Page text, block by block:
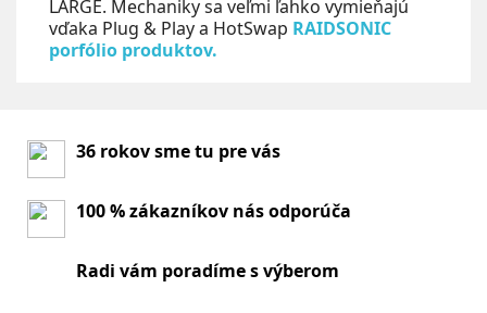
LARGE. Mechaniky sa veľmi ľahko vymieňajú
vďaka Plug & Play a HotSwap RAIDSONIC
porfólio produktov.
36 rokov sme tu pre vás
100 % zákazníkov nás odporúča
Radi vám poradíme s výberom